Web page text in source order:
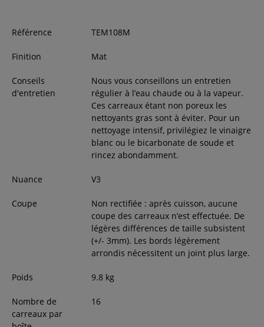
Référence TEM108M
Finition Mat
Conseils
d'entretien
Nous vous conseillons un entretien
régulier à l’eau chaude ou à la vapeur.
Ces carreaux étant non poreux les
nettoyants gras sont à éviter. Pour un
nettoyage intensif, privilégiez le vinaigre
blanc ou le bicarbonate de soude et
rincez abondamment.
Nuance V3
Coupe
Non rectifiée : après cuisson, aucune
coupe des carreaux n’est effectuée. De
légères différences de taille subsistent
(+/- 3mm). Les bords légèrement
arrondis nécessitent un joint plus large.
Poids 9.8kg
Nombre de
carreaux par
16